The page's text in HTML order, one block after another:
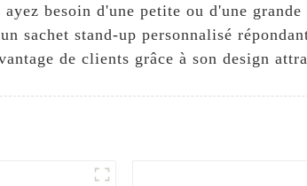
besoin d'une petite ou d'une
stand-up personnalisé
de clients grâce à son design